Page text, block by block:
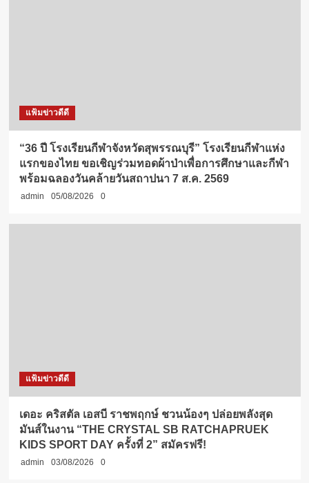
แฟ้มข่าวดีดี
“36 ปี โรงเรียนกีฬาจังหวัดสุพรรณบุรี” โรงเรียนกีฬาแห่ง
แรกของไทย ขอเชิญร่วมทอดผ้าป่าเพื่อการศึกษาและกีฬา
พร้อมฉลองวันคล้ายวันสถาปนา 7 ส.ค. 2569
admin 05/08/2026 0
แฟ้มข่าวดีดี
เดอะ คริสตัล เอสบี ราชพฤกษ์ ชวนน้องๆ ปล่อยพลังสุด
มันส์ในงาน “THE CRYSTAL SB RATCHAPRUEK
KIDS SPORT DAY ครั้งที่ 2” สมัครฟรี!
admin 03/08/2026 0